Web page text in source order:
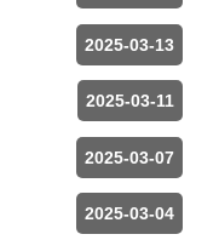
2025-03-13
2025-03-11
2025-03-07
2025-03-04